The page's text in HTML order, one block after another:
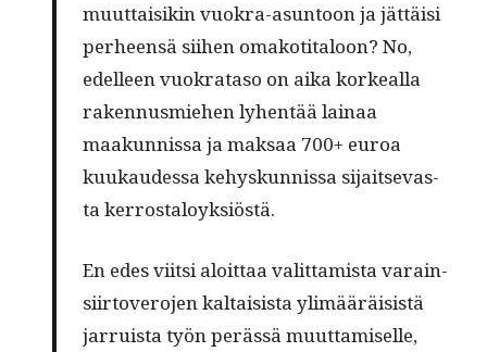
muut­taisikin vuokra-asun­toon ja jät­täisi
per­heen­sä siihen omakoti­taloon? No,
edelleen vuokrata­so on aika korkeal­la
raken­nus­miehen lyhen­tää lainaa
maakun­nis­sa ja mak­saa 700+ euroa
kuukaudessa kehyskun­nis­sa sijait­sev­as­
ta kerrostaloyksiöstä.
En edes viit­si aloit­taa valit­tamista varain­
si­ir­tovero­jen kaltai­sista ylimääräi­sistä
jar­ruista työn perässä muut­tamiselle,